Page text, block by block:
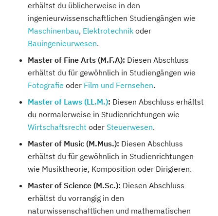
erhältst du üblicherweise in den
ingenieurwissenschaftlichen Studiengängen wie
Maschinenbau, Elektrotechnik oder
Bauingenieurwesen.
Master of Fine Arts (M.F.A): Diesen Abschluss
erhältst du für gewöhnlich in Studiengängen wie
Fotografie oder Film und Fernsehen.
Master of Laws (LL.M.): Diesen Abschluss erhältst
du normalerweise in Studienrichtungen wie
Wirtschaftsrecht oder Steuerwesen.
Master of Music (M.Mus.): Diesen Abschluss
erhältst du für gewöhnlich in Studienrichtungen
wie Musiktheorie, Komposition oder Dirigieren.
Master of Science (M.Sc.): Diesen Abschluss
erhältst du vorrangig in den
naturwissenschaftlichen und mathematischen